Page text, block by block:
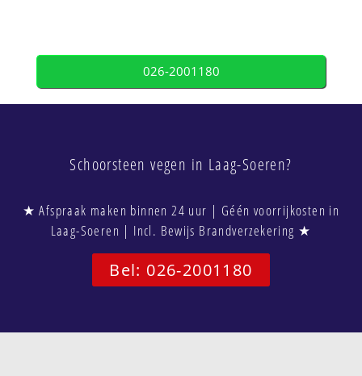
026-2001180
Schoorsteen vegen in Laag-Soeren?
★ Afspraak maken binnen 24 uur | Géén voorrijkosten in
Laag-Soeren | Incl. Bewijs Brandverzekering ★
Bel: 026-2001180